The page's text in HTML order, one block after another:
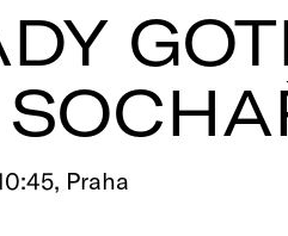
Praha